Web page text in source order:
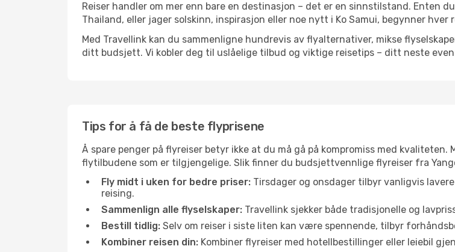
Reiser handler om mer enn bare en destinasjon – det er en sinnstilstand. Enten
Thailand, eller jager solskinn, inspirasjon eller noe nytt i Ko Samui, begynner hver
Med Travellink kan du sammenligne hundrevis av flyalternativer, mikse
ditt budsjett. Vi kobler deg til uslåelige tilbud og viktige reisetips – ditt neste
Tips for å få de beste flyprisene
Å spare penger på flyreiser betyr ikke at du må gå på kompromiss med
flytilbudene som er tilgjengelige. Slik finner du budsjettvennlige flyreiser fra
Fly midt i uken for bedre priser: Tirsdager og onsdager tilbyr vanligvis
reising.
Sammenlign alle flyselskaper: Travellink sjekker både tradisjonelle og
Bestill tidlig: Selv om reiser i siste liten kan være spennende, tilbyr
Kombiner reisen din: Kombiner flyreiser med hotellbestillinger eller leiebil